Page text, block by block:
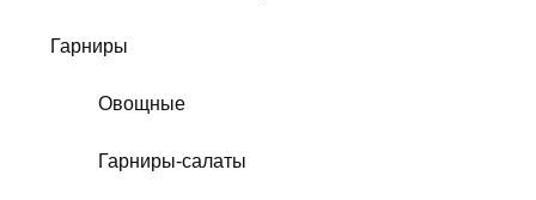
Гарниры
Овощные
Гарниры-салаты